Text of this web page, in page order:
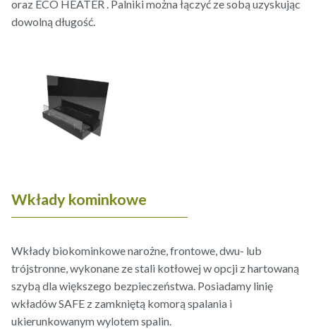
oraz ECO HEATER . Palniki można łączyć ze sobą uzyskując
dowolną długość.
Wkłady kominkowe
Wkłady biokominkowe narożne, frontowe, dwu- lub
trójstronne, wykonane ze stali kotłowej w opcji z hartowaną
szybą dla większego bezpieczeństwa. Posiadamy linię
wkładów SAFE z zamkniętą komorą spalania i
ukierunkowanym wylotem spalin.